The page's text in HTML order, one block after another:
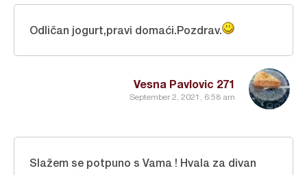
Vesna Pavlovic 271
September 2, 2021, 6:58 am
Odličan jogurt,pravi domaći.Pozdrav.
Slažem se potpuno s Vama ! Hvala za divan